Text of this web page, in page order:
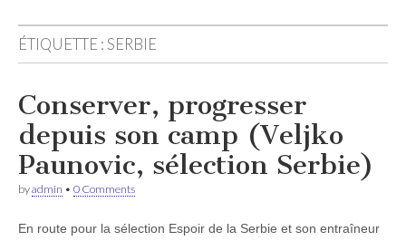
ÉTIQUETTE :SERBIE
Conserver, progresser
depuis son camp (Veljko
Paunovic, sélection Serbie)
byadmin • 0 Comments
En route pour la sélection Espoir de la Serbie et son entraîneur